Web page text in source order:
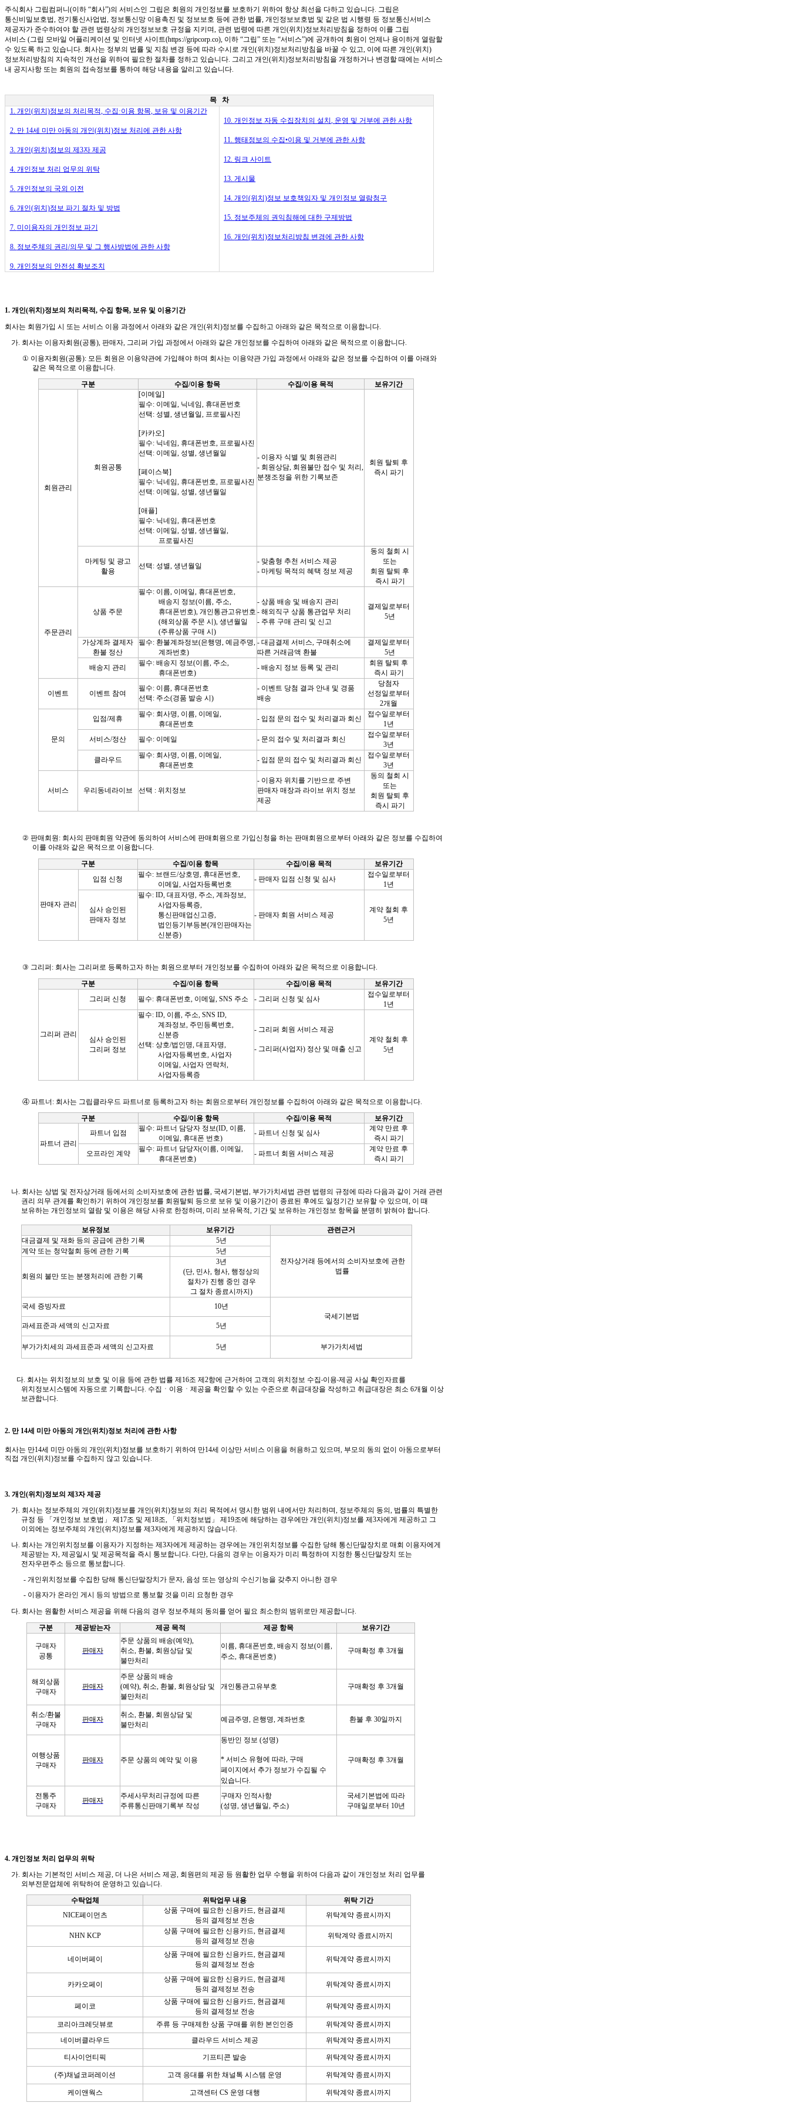
주식회사 그립컴퍼니 (이하 “회사”)의 서비스인 그립은 회원의 개인정보를 보호하기 위하여 항상 최선을 다하고 있습니다. 그립은
통신비밀보호법, 전기통신사업법, 정보통신망 이용촉진 및 정보보호 등에 관한 법률, 개인정보보호법 및 같은 법 시행령 등 정보통신서비스
제공자가 준수하여야 할 관련 법령상의 개인정보보호 규정을 지키며, 관련 법령에 따른 개인(위치)정보처리방침을 정하여 이를 그립
서비스 (그립 모바일 어플리케이션 및 인터넷 사이트(https://gripcorp.co), 이하 “그립” 또는 “서비스”)에 공개하여 회원이 언제나 용이하게 열람할
수 있도록 하고 있습니다. 회사는 정부의 법률 및 지침 변경 등에 따라 수시로 개인(위치)정보처리방침을 바꿀 수 있고, 이에 따른 개인(위치)
정보처리방침의 지속적인 개선을 위하여 필요한 절차를 정하고 있습니다. 그리고 개인(위치)정보처리방침을 개정하거나 변경할 때에는 서비스
내 공지사항 또는 회원의 접속정보를 통하여 해당 내용을 알리고 있습니다.
목
차
1. 개인(위치)정보의 처리목적, 수집 ·이용 항목, 보유 및 이용기간
2. 만 14세 미만 아동의 개인(위치)정보 처리에 관한 사항
3. 개인(위치)정보의 제 3자 제공
4. 개인정보 처리 업무의 위탁
5. 개인정보의 국외 이전
6. 개인(위치)정보 파기 절차 및 방법
7. 미이용자의 개인정보 파기
8. 정보주체의 권리 /의무 및 그 행사방법에 관한 사항
9. 개인정보의 안전성 확보조치
10.개인정보 자동 수집장치의 설치, 운영 및 거부에 관한 사항
11.행태정보의 수집•이용 및 거부에 관한 사항
12. 링크 사이트
13.게시물
14.개인(위치)정보 보호책임자 및 개인정보 열람청구
15. 정보주체의 권익침해에 대한 구제방법
16.개인(위치)정보처리방침 변경에 관한 사항
1. 개인(위치)정보의 처리목적, 수집 항목, 보유 및 이용기간
회사는 회원가입 시 또는 서비스 이용 과정에서 아래와 같은 개인(위치)정보를 수집하고 아래와 같은 목적으로 이용합니다.
가. 회사는 이용자회원(공통),판매자, 그리퍼 가입 과정에서 아래와 같은 개인정보를 수집하여 아래와 같은 목적으로 이용합니다.
① 이용자회원(공통): 모든 회원은 이용약관에 가입해야 하며 회사는 이용약관 가입 과정에서 아래와 같은 정보를 수집하여 이를 아래와
같은 목적으로 이용합니다
구분
수집/이용 항목 수집/이용 목적 보유기간
회원관리
회원공통
[이메일]
필수: 이메일, 닉네임, 휴대폰번호
선택: 성별, 생년월일, 프로필사진
[카카오]
필수: 닉네임, 휴대폰번호, 프로필사진
선택: 이메일, 성별, 생년월일
[페이스북]
필수: 닉네임, 휴대폰번호, 프로필사진
선택: 이메일, 성별, 생년월일
[애플]
필수: 닉네임, 휴대폰번호
선택: 이메일, 성별, 생년월일,
프로필사진
- 이용자 식별 및 회원관리
- 회원상담, 회원불만 접수 및 처리,
분쟁조정을 위한 기록보존
회원 탈퇴 후
즉시 파기
마케팅 및 광고
활용
선택: 성별, 생년월일
- 맞춤형 추천 서비스 제공
- 마케팅 목적의 혜택 정보 제공
동의 철회 시
또는
회원 탈퇴 후
즉시 파기
주문관리
상품 주문
필수: 이름, 이메일, 휴대폰번호,
배송지 정보(이름, 주소,
휴대폰번호),개인통관고유번호
(해외상품 주문 시), 생년월일
(주류상품 구매 시)
- 상품 배송 및 배송지 관리
- 해외직구 상품 통관업무 처리
- 주류 구매 관리 및 신고
결제일로부터
5년
가상계좌 결제자
환불 정산
필수: 환불계좌정보(은행명, 예금주명,
계좌번호)
- 대금결제 서비스, 구매취소에
따른 거래금액 환불
결제일로부터
5년
배송지 관리
필수: 배송지 정보(이름, 주소,
휴대폰번호)
- 배송지 정보 등록 및 관리
회원 탈퇴 후
즉시 파기
이벤트 이벤트 참여
필수: 이름, 휴대폰번호
선택: 주소(경품 발송 시 )
- 이벤트 당첨 결과 안내 및 경품
배송
당첨자
선정일로부터
2개월
문의
입점/제휴
필수: 회사명, 이름, 이메일,
휴대폰번호
- 입점 문의 접수 및 처리결과 회신
접수일로부터
1년
서비스/정산 필수: 이메일 - 문의 접수 및 처리결과 회신
접수일로부터
3년
클라우드
필수: 회사명, 이름, 이메일,
휴대폰번호
- 입점 문의 접수 및 처리결과 회신
접수일로부터
3년
서비스 우리동네라이브 선택 : 위치정보
- 이용자 위치를 기반으로 주변
판매자 매장과 라이브 위치 정보
제공
동의 철회 시
또는
회원 탈퇴 후
즉시 파기
② 판매회원 : 회사의 판매회원 약관에 동의하여 서비스에 판매회원으로 가입신청을 하는 판매회원으로부터 아래와 같은 정보를 수집하여
이를 아래와 같은 목적으로 이용합니다.
구분
수집/이용 항목 수집/이용 목적 보유기간
판매자 관리
입점 신청
필수: 브랜드/상호명 , 휴대폰번호
이메일 ,사업자등록번호
- 판매자 입점 신청 및 심사
접수일로부터
1 년
심사 승인된
판매자 정보
필수: ID, 대표자명 주소 계좌정보
사업자등록증
통신판매업신고증
법인등기부등본(개인판매자는
신분증)
- 판매자 회원 서비스 제공
계약 철회 후
5년
③ 그리퍼 : 회사는 그리퍼로 등록하고자 하는 회원으로부터 개인정보를 수집하여 아래와 같은 목적으로 이용합니다.
구분
수집/이용 항목 수집/이용 목적 보유기간
그리퍼 관리
그리퍼 신청 필수: 휴대폰번호 이메일 , SNS 주소 - 그리퍼 신청 및 심사
접수일로부터
1 년
심사 승인된
그리퍼 정보
필수: ID, 이름 주소 , SNS ID,
계좌정보
주민등록번호
신분증
선택: 상호/법인명, 대표자명,
사업자등록번호, 사업자
이메일, 사업자 연락처,
사업자등록증
- 그리퍼 회원 서비스 제공
- 그리퍼(사업자) 정산 및 매출 신고
계약 철회 후
5년
④파트너: 회사는 그립클라우드 파트너로 등록하고자 하는 회원으로부터 개인정보를 수집하여 아래와 같은 목적으로 이용합니다
구분
수집/이용 항목 수집/이용 목적 보유기간
파트너 관리
파트너 입점
필수: 파트너 담당자 정보(ID, 이름,
이메일, 휴대폰 번호)
- 파트너 신청 및 심사
계약 만료 후
즉시 파기
오프라인 계약
필수: 파트너 담당자(이름, 이메일,
휴대폰번호)
- 파트너 회원 서비스 제공
계약 만료 후
즉시 파기
나 회사는 상법 및 전자상거래 등에서의 소비자보호에 관한 법률 국세기본법 부가가치세법 관련 법령의 규정에 따라 다음과 같이 거래 관련
권리 의무 관계를 확인하기 위하여 개인정보를 회원탈퇴 등으로 보유 및 이용기간이 종료된 후에도 일정기간 보유할 수 있으며 이 때
보유하는 개인정보의 열람 및 이용은 해당 사유로 한정하며 미리 보유목적 기간 및 보유하는 개인정보 항목을 분명히 밝혀야 합니다
보유정보 보유기간
관련근거
대금결제 및 재화 등의 공급에 관한 기록
5년
전자상거래 등에서의 소비자보호에 관한
법률
계약 또는 청약철회 등에 관한 기록 5년
회원의 불만 또는 분쟁처리에 관한 기록
3년
(단 민사 형사 ,행정상의
절차가 진행 중인 경우
그 절차 종료시까지)
국세 증빙자료
10년
국세기본법
과세표준과 세액의 신고자료
5년
부가가치세의 과세표준과 세액의 신고자료 5년 부가가치세법
다 회사는 위치정보의 보호 및 이용 등에 관한 법률 제16조 제2항에 근거하여 고객의 위치정보 수집‧이용‧제공 사실 확인자료를
위치정보시스템에 자동으로 기록합니다. 수집ㆍ이용ㆍ제공을 확인할 수 있는 수준으로 취급대장을 작성하고 취급대장은 최소 6개월 이상
보관합니다.
2. 만 14세 미만 아동의 개인(위치)정보 처리에 관한 사항
회사는 만14세 미만 아동의 개인(위치)정보를 보호하기 위하여 만14세 이상만 서비스 이용을 허용하고 있으며, 부모의 동의 없이 아동으로부터
직접 개인(위치)정보를 수집하지 않고 있습니다.
3. 개인(위치)정보의 제 3자 제공
가. 회사는 정보주체의 개인(위치)정보를 개인(위치)정보의 처리 목적에서 명시한 범위 내에서만 처리하며, 정보주체의 동의, 법률의 특별한
규정 등 「개인정보 보호법」 제 17조 및 제 18조, 「위치정보법」제19조에 해당하는 경우에만 개인(위치)정보를 제3자에게 제공하고 그
이외에는 정보주체의 개인(위치)정보를 제3자에게 제공하지 않습니다.
나. 회사는 개인위치정보를 이용자가 지정하는 제3자에게 제공하는 경우에는 개인위치정보를 수집한 당해 통신단말장치로 매회 이용자에게
제공받는 자, 제공일시 및 제공목적을 즉시 통보합니다. 다만, 다음의 경우는 이용자가 미리 특정하여 지정한 통신단말장치 또는
전자우편주소 등으로 통보합니다.
- 개인위치정보를 수집한 당해 통신단말장치가 문자, 음성 또는 영상의 수신기능을 갖추지 아니한 경우
- 이용자가 온라인 게시 등의 방법으로 통보할 것을 미리 요청한 경우
다. 회사는 원활한 서비스 제공을 위해 다음의 경우 정보주체의 동의를 얻어 필요 최소한의 범위로만 제공합니다.
구분
제공받는자 제공 목적 제공 항목 보유기간
구매자
공통
판매자
주문 상품의 배송(예약),
취소 ,환불 회원상담 및
불만처리
이름, 휴대폰번호, 배송지 정보(이름,
주소, 휴대폰번호)
구매확정 후3개월
해외상품
구매자
판매자
주문 상품의 배송
(예약),취소 ,환불 회원상담 및
불만처리
개인통관고유부호 구매확정 후3개월
취소/환불
구매자
판매자
취소 ,환불 회원상담 및
불만처리
예금주명 은행명 계좌번호 환불 후 30일까지
여행상품
구매자
판매자 주문 상품의 예약 및 이용
동반인 정보 (성명)
*서비스 유형에 따라 구매
페이지에서 추가 정보가 수집될 수
있습니다
구매확정 후3개월
전통주
구매자
판매자
주세사무처리규정에 따른
주류통신판매기록부 작성
구매자 인적사항
(성명 ,생년월일 주소)
국세기본법에 따라
구매일로부터 10년
4. 개인정보 처리 업무의 위탁
가. 회사는 기본적인 서비스 제공, 더 나은 서비스 제공, 회원편의 제공 등 원활한 업무 수행을 위하여 다음과 같이 개인정보 처리 업무를
외부전문업체에 위탁하여 운영하고 있습니다.
수탁업체
위탁업무 내용
위탁 기간
NICE페이먼츠
상품 구매에 필요한 신용카드, 현금결제
등의 결제정보 전송
위탁계약 종료시까지
NHN KCP
상품 구매에 필요한 신용카드, 현금결제
등의 결제정보 전송
위탁계약 종료시까지
네이버페이
상품 구매에 필요한 신용카드, 현금결제
등의 결제정보 전송
위탁계약 종료시까지
카카오페이
상품 구매에 필요한 신용카드, 현금결제
등의 결제정보 전송
위탁계약 종료시까지
페이코
상품 구매에 필요한 신용카드, 현금결제
등의 결제정보 전송
위탁계약 종료시까지
코리아크레딧뷰로 주류 등 구매제한 상품 구매를 위한 본인인증
위탁계약 종료시까지
네이버클라우드
클라우드 서비스 제공 위탁계약 종료시까지
티사이언티픽 기프티콘 발송 위탁계약 종료시까지
(주)채널코퍼레이션 고객 응대를 위한 채널톡 시스템 운영 위탁계약 종료시까지
케이앤웍스 고객센터 CS 운영 대행 위탁계약 종료시까지